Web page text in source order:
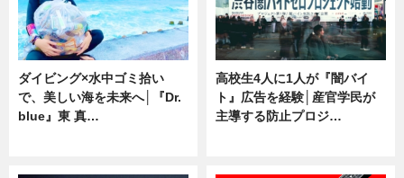
ダイビング×水中ゴミ拾い
で、美しい海を未来へ│『Dr.
blue』東 真…
高校生4人に1人が『闇バイ
ト』広告を経験│産官学民が
主導する防止プロジ…